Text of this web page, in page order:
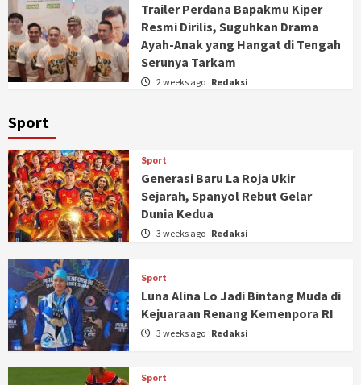
Trailer Perdana Bapakmu Kiper
Resmi Dirilis, Suguhkan Drama
Ayah-Anak yang Hangat di Tengah
Serunya Tarkam
2 weeks ago Redaksi
Sport
Sport
Generasi Baru La Roja Ukir
Sejarah, Spanyol Rebut Gelar
Dunia Kedua
3 weeks ago Redaksi
Sport
Luna Alina Lo Jadi Bintang Muda di
Kejuaraan Renang Kemenpora RI
3 weeks ago Redaksi
Sport